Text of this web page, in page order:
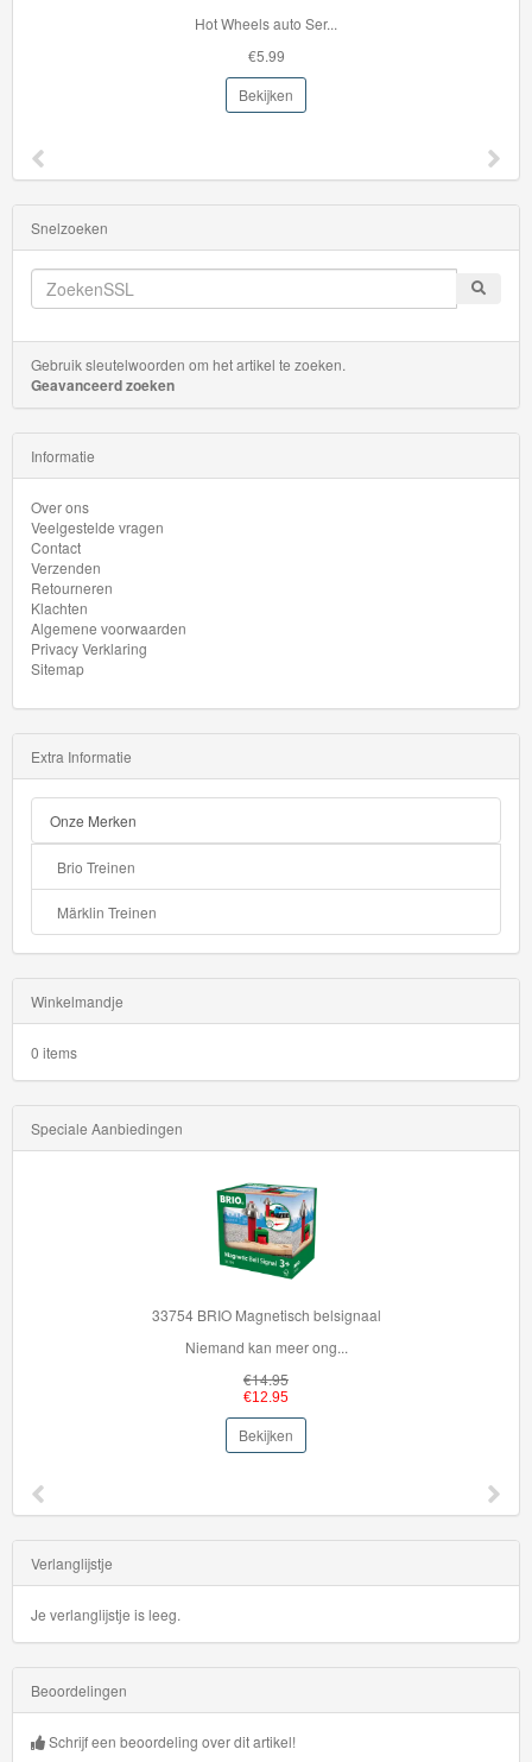
Aanbiedingen
Märklin
H0
Treinen
Hot Wheels auto Ser...
€5.99
Bekijken
Snelzoeken
Gebruik sleutelwoorden om het artikel te zoeken.
Geavanceerd zoeken
Informatie
Over ons
Veelgestelde vragen
Contact
Verzenden
Retourneren
Klachten
Algemene voorwaarden
Privacy Verklaring
Sitemap
Extra Informatie
Onze Merken
Brio Treinen
Märklin Treinen
Winkelmandje
0 items
Speciale Aanbiedingen
33754 BRIO Magnetisch belsignaal
Niemand kan meer ong...
€14.95
€12.95
Bekijken
Verlanglijstje
Je verlanglijstje is leeg.
Beoordelingen
Schrijf een beoordeling over dit artikel!